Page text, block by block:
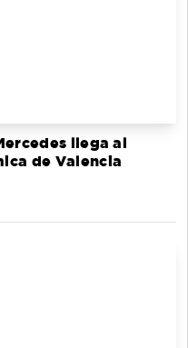
llega al
de Valencia